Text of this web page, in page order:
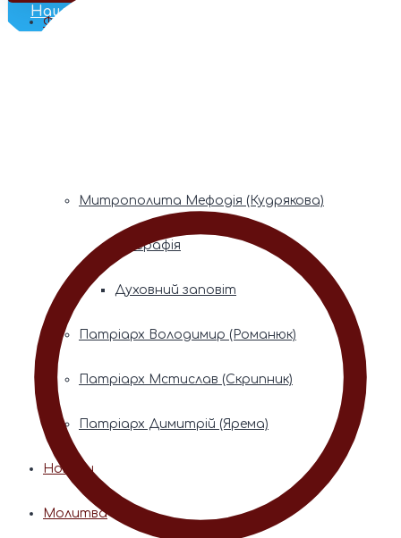
Наш Телеграм
Фонди пам’яті
Митрополита Мефодія (Кудрякова)
Біографія
Духовний заповіт
Патріарх Володимир (Романюк)
Патріарх Мстислав (Скрипник)
Патріарх Димитрій (Ярема)
Новини
Молитва